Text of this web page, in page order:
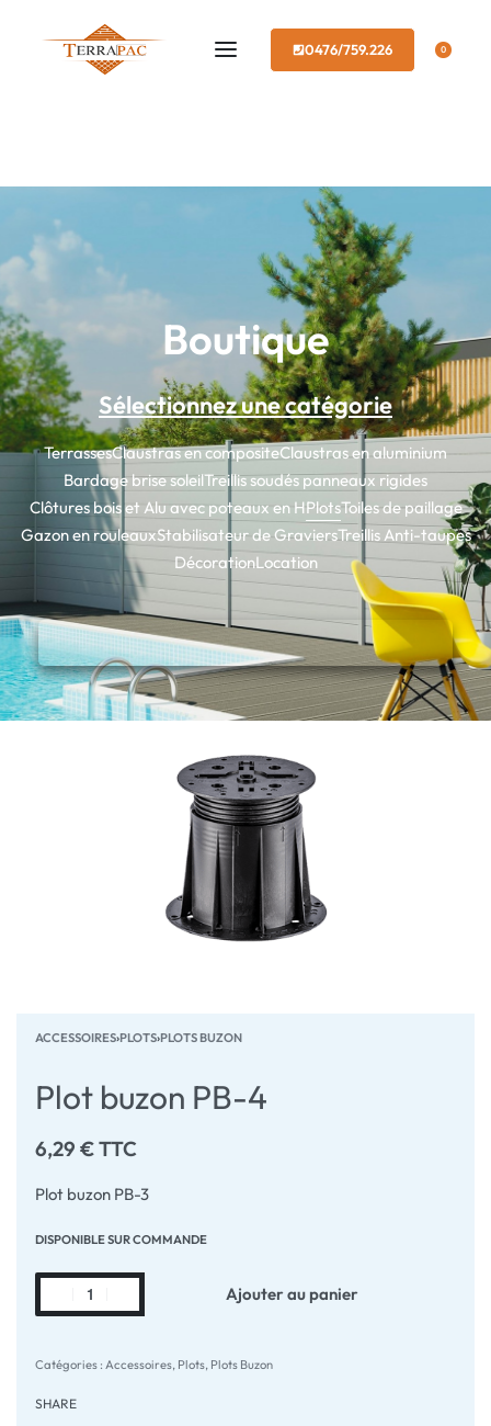
0476/759.226 0
Boutique
Sélectionnez une catégorie
TerrassesClaustras en compositeClaustras en aluminium
Bardage brise soleilTreillis soudés panneaux rigides
Clôtures bois et Alu avec poteaux en HPlotsToiles de paillage
Gazon en rouleauxStabilisateur de GraviersTreillis Anti-taupes
DécorationLocation
ACCESSOIRES›PLOTS›PLOTS BUZON
Plot buzon PB-4
6,29 €TTC
Plot buzon PB-3
DISPONIBLE SUR COMMANDE
Ajouter au panier
Catégories : Accessoires, Plots, Plots Buzon
SHARE